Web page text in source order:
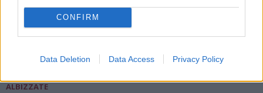
CONFIRM
Data Deletion Data Access Privacy Policy
ALBIZZATE